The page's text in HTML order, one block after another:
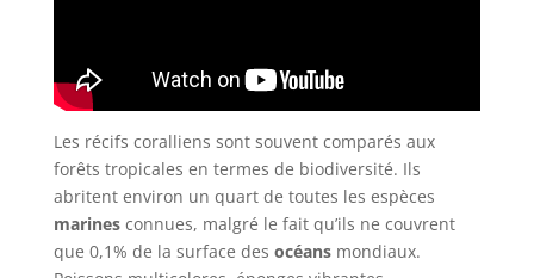
Les récifs coralliens sont souvent comparés aux
forêts tropicales en termes de biodiversité. Ils
abritent environ un quart de toutes les espèces
marinesconnues, malgré le fait qu’ils ne couvrent
que 0,1% de la surface des océansmondiaux.